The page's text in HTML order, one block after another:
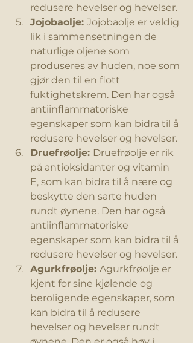
redusere hevelser og hevelser.
Jojobaolje: Jojobaolje er veldig
lik i sammensetningen de
naturlige oljene som
produseres av huden, noe som
gjør den til en flott
fuktighetskrem. Den har også
antiinflammatoriske
egenskaper som kan bidra til å
redusere hevelser og hevelser.
Druefrøolje: Druefrøolje er rik
på antioksidanter og vitamin
E, som kan bidra til å nære og
beskytte den sarte huden
rundt øynene. Den har også
antiinflammatoriske
egenskaper som kan bidra til å
redusere hevelser og hevelser.
Agurkfrøolje: Agurkfrøolje er
kjent for sine kjølende og
beroligende egenskaper, som
kan bidra til å redusere
hevelser og hevelser rundt